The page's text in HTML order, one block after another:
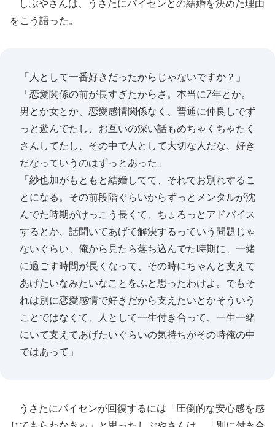
しぶやさんは、うさたにパイセンとの結婚を決めた理由
をこう語った。
「人として一番好きだったからじゃないですか？」
「恋愛関係の前が長すぎたからさ。本当に7年とか。
男とか女とか、恋愛感情関係なく、普通に仲良しでず
っと遊んでたし、お互いの深い話もめちゃくちゃたく
さんしてたし、その中で人として大切な人だな、好き
だなっていうのはずっとあった」
「紗也加がもともと結婚してて、それでお別れするこ
とになる。その前段階ぐらいからずっとメンタルが沈
んでた時期がけっこう長くて、ちょろっとアドバイス
するとか、話聞いてあげて解決するっていう問題じゃ
ないぐらい、俺から見たら落ち込んでた時期に、一緒
に過ごす時間が長くなって、その時にちゃんと支えて
あげたいなみたいなことをふと思ったわけよ。でもそ
れは別に恋愛感情で好きだから支えたいとかそういう
ことではなくて、人として一生付き合って、一生一緒
にいて支えてあげたいぐらいの気持ちがその時俺の中
ではあって」
うさたにパイセンが回復するには「圧倒的な安心感を感